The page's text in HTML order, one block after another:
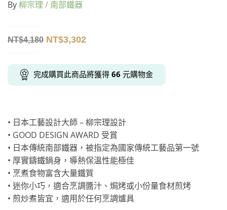
By柳宗理 / 南部鐵器
NT$4,180 NT$3,302
完成購買此商品將獲得 66 元購物金
• 日本工藝設計大師 – 柳宗理設計
• GOOD DESIGN AWARD 受賞
• 日本傳統南部鐵器，被指定為國家傳統工藝品第一號
• 厚實鑄鐵鍋身，導熱保溫性能極佳
• 烹煮食物富含大量鐵質
• 迷你小巧，適合烹調醬汁、焗烤或小份量食材煎烤
• 煎炒煮皆宜，適用於任何烹調爐具